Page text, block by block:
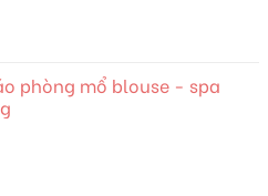
phòng mổ blouse - spa